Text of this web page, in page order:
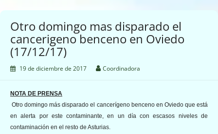
Otro domingo mas disparado el
cancerigeno benceno en Oviedo
(17/12/17)
19 de diciembre de 2017 Coordinadora
NOTA DE PRENSA
Otro domingo más disparado el cancerígeno benceno en Oviedo que está
en alerta por este contaminante, en un día con escasos niveles de
contaminación en el resto de Asturias.